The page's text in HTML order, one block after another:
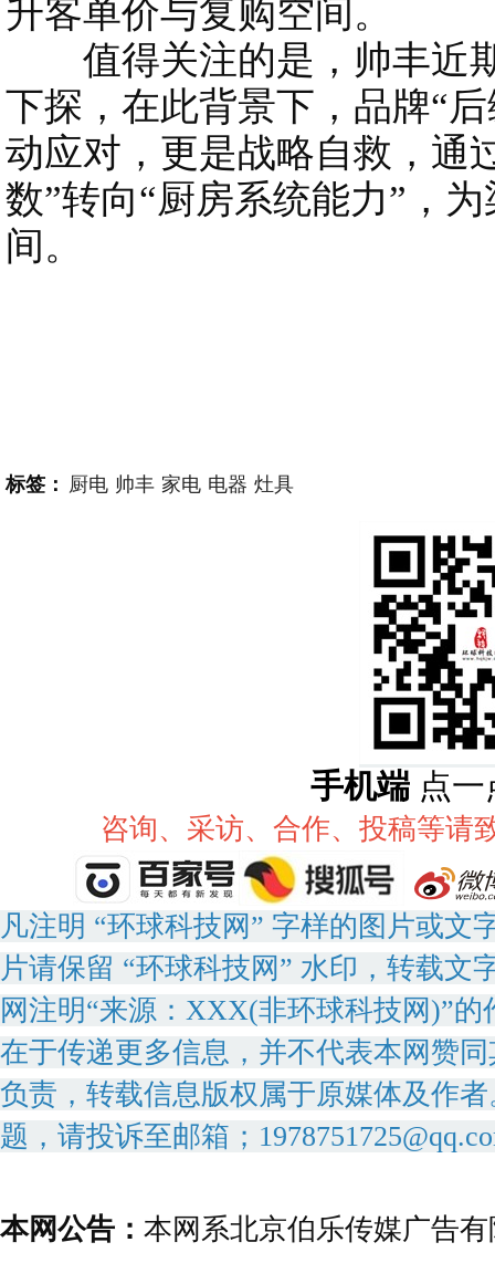
升客单价与复购空间。
值得关注的是，帅丰近
下探，在此背景下，品牌“
动应对，更是战略自救，通
数”转向“厨房系统能力”，
间。
标签： 厨电 帅丰 家电 电器 灶具
手机端 点
咨询、采访、合作、投稿等请
凡注明 “环球科技网” 字样的图片或文
片请保留 “环球科技网” 水印，转载文
网注明“来源：XXX(非环球科技网)”
在于传递更多信息，并不代表本网赞
负责，转载信息版权属于原媒体及作
题，请投诉至邮箱；
本网公告： 本网系北京伯乐传媒广告